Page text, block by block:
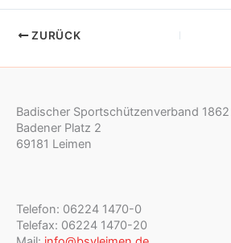
ZURÜCK
Badischer Sportschützenverband 1862
Badener Platz 2
69181 Leimen
Telefon: 06224 1470-0
Telefax: 06224 1470-20